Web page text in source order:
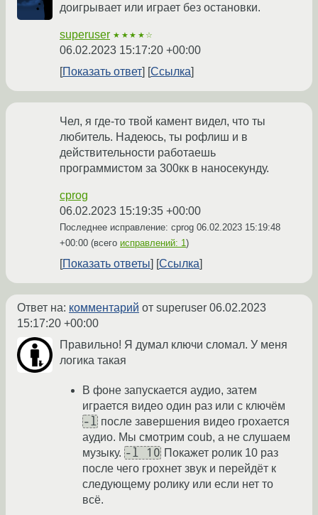
доигрывает или играет без остановки.
superuser ★★★★☆
06.02.2023 15:17:20 +00:00
Показать ответ
Ссылка
Чел, я где-то твой камент видел, что ты
любитель. Надеюсь, ты рофлиш и в
действительности работаешь
программистом за 300кк в наносекунду.
cprog
06.02.2023 15:19:35 +00:00
Последнее исправление: cprog 06.02.2023 15:19:48
+00:00 (всего исправлений: 1 )
Показать ответы Ссылка
Ответ на: комментарий от superuser 06.02.2023
15:17:20 +00:00
Правильно! Я думал ключи сломал. У меня
логика такая
В фоне запускается аудио, затем
играется видео один раз или с ключём
-l после завершения видео грохается
аудио. Мы смотрим coub, а не слушаем
музыку. -l 10 Покажет ролик 10 раз
после чего грохнет звук и перейдёт к
следующему ролику или если нет то
всё.